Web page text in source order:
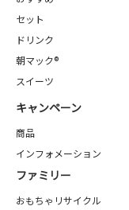
セット
ドリンク
朝マック®
スイーツ
キャンペーン
商品
インフォメーション
ファミリー
おもちゃリサイクル